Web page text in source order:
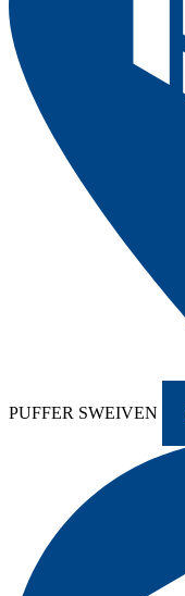
PUFFER SWEIVEN